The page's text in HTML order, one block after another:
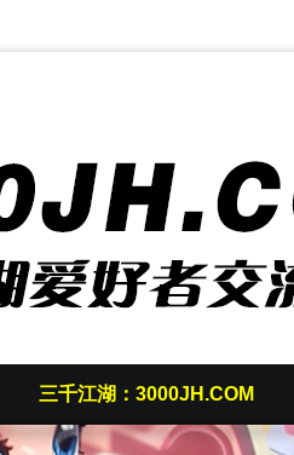
三千江湖：3000JH.COM